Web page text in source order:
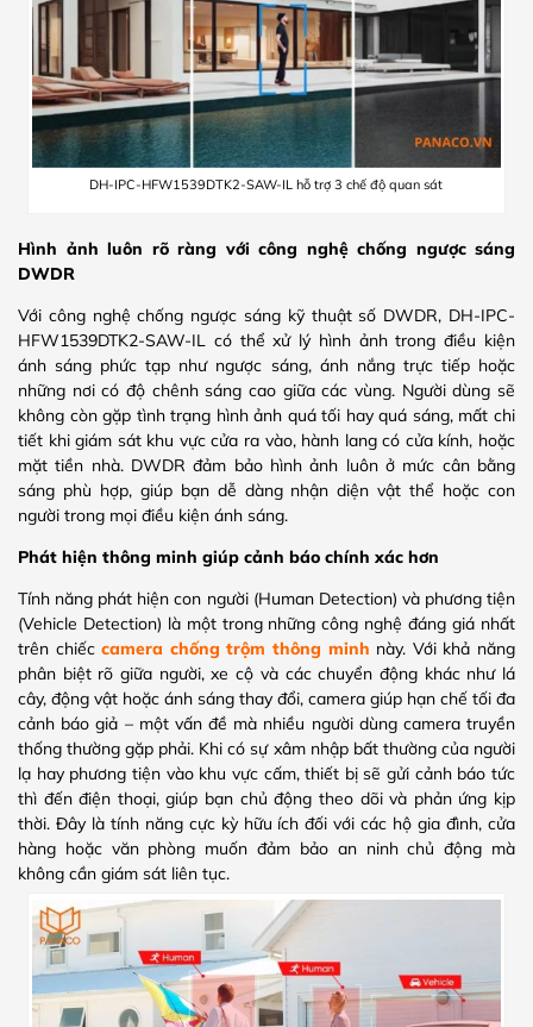
DH-IPC-HFW1539DTK2-SAW-IL hỗ trợ 3 chế độ quan sát
Hình ảnh luôn rõ ràng với công nghệ chống ngược sáng
DWDR
Với công nghệ chống ngược sáng kỹ thuật số DWDR, DH-IPC-
HFW1539DTK2-SAW-IL có thể xử lý hình ảnh trong điều kiện
ánh sáng phức tạp như ngược sáng, ánh nắng trực tiếp hoặc
những nơi có độ chênh sáng cao giữa các vùng. Người dùng sẽ
không còn gặp tình trạng hình ảnh quá tối hay quá sáng, mất chi
tiết khi giám sát khu vực cửa ra vào, hành lang có cửa kính, hoặc
mặt tiền nhà. DWDR đảm bảo hình ảnh luôn ở mức cân bằng
sáng phù hợp, giúp bạn dễ dàng nhận diện vật thể hoặc con
người trong mọi điều kiện ánh sáng.
Phát hiện thông minh giúp cảnh báo chính xác hơn
Tính năng phát hiện con người (Human Detection) và phương tiện
(Vehicle Detection) là một trong những công nghệ đáng giá nhất
trên chiếccamera chống trộm thông minh này. Với khả năng
phân biệt rõ giữa người, xe cộ và các chuyển động khác như lá
cây, động vật hoặc ánh sáng thay đổi, camera giúp hạn chế tối đa
cảnh báo giả – một vấn đề mà nhiều người dùng camera truyền
thống thường gặp phải. Khi có sự xâm nhập bất thường của người
lạ hay phương tiện vào khu vực cấm, thiết bị sẽ gửi cảnh báo tức
thì đến điện thoại, giúp bạn chủ động theo dõi và phản ứng kịp
thời. Đây là tính năng cực kỳ hữu ích đối với các hộ gia đình, cửa
hàng hoặc văn phòng muốn đảm bảo an ninh chủ động mà
không cần giám sát liên tục.